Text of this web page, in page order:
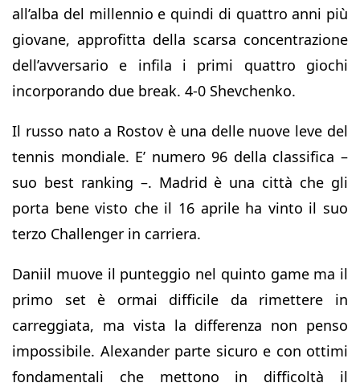
all’alba del millennio e quindi di quattro anni più
giovane, approfitta della scarsa concentrazione
dell’avversario e infila i primi quattro giochi
incorporando due break. 4-0 Shevchenko.
Il russo nato a Rostov è una delle nuove leve del
tennis mondiale. E’ numero 96 della classifica –
suo best ranking –. Madrid è una città che gli
porta bene visto che il 16 aprile ha vinto il suo
terzo Challenger in carriera.
Daniil muove il punteggio nel quinto game ma il
primo set è ormai difficile da rimettere in
carreggiata, ma vista la differenza non penso
impossibile. Alexander parte sicuro e con ottimi
fondamentali che mettono in difficoltà il